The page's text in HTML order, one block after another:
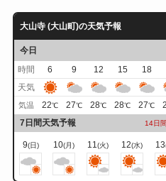
大山寺 (大山町)の天気予報
今日
時間
6 9 12 15 18
天気
気温 22℃ 27℃ 28℃ 28℃ 27℃
7日間天気予報 14日
9(日) 10(月) 11(火) 12(水) 13